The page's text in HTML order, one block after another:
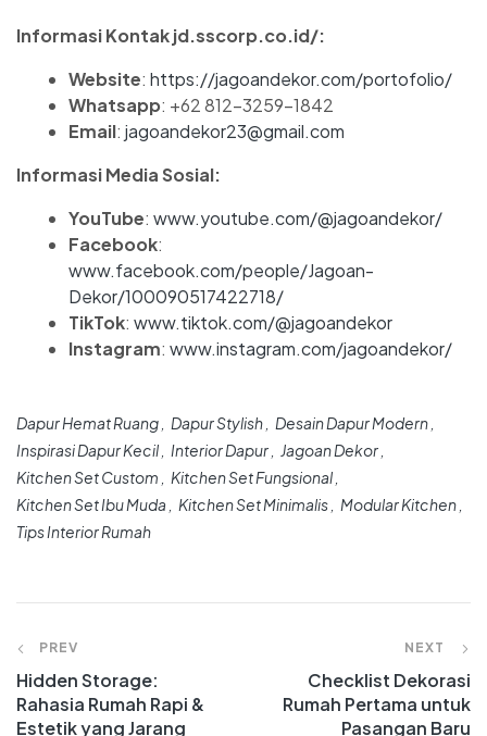
Informasi Kontak jd.sscorp.co.id/:
Website: https://jagoandekor.com/portofolio/
Whatsapp: +62 812-3259-1842
Email: jagoandekor23@gmail.com
Informasi Media Sosial:
YouTube: www.youtube.com/@jagoandekor/
Facebook:
www.facebook.com/people/Jagoan-
Dekor/100090517422718/
TikTok: www.tiktok.com/@jagoandekor
Instagram: www.instagram.com/jagoandekor/
Dapur Hemat Ruang Dapur Stylish
Desain Dapur Modern
Inspirasi Dapur Kecil
Interior Dapur
Jagoan Dekor
Kitchen Set Custom
Kitchen Set Fungsional
Kitchen Set Ibu Muda
Kitchen Set Minimalis
Modular Kitchen
Tips Interior Rumah
PREV
Hidden Storage:
Rahasia Rumah Rapi &
Estetik yang Jarang
NEXT
Checklist Dekorasi
Rumah Pertama untuk
Pasangan Baru